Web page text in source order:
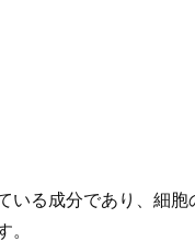
いる成分であり、細胞
。